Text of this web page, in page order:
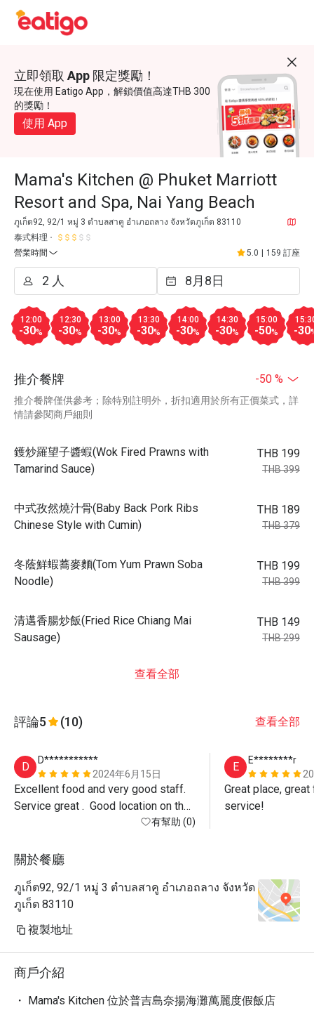
立即領取 App 限定獎勵！
現在使用 Eatigo App，解鎖價值高達THB 300
的獎勵！
使用 App
Mama's Kitchen @ Phuket Marriott
Resort and Spa, Nai Yang Beach
ภูเก็ต92, 92/1 หมู่ 3 ตำบลสาคู อำเภอถลาง จังหวัดภูเก็ต 83110
泰式料理
營業時間
5.0 159 訂座
12:00
-30%
12:30
-30%
13:00
-30%
13:30
-30%
14:00
-30%
14:30
-30%
15:00
-50% -30
推介餐牌 -50 %
推介餐牌僅供參考；除特別註明外，折扣適用於所有正價菜式，詳
情請參閱商戶細則
鑊炒羅望子醬蝦(Wok Fired Prawns with
Tamarind Sauce)
THB 199
THB 399
中式孜然燒汁骨(Baby Back Pork Ribs
Chinese Style with Cumin)
THB 189
THB 379
冬蔭鮮蝦蕎麥麵(Tom Yum Prawn Soba
Noodle)
THB 199
THB 399
清邁香腸炒飯(Fried Rice Chiang Mai
Sausage)
THB 149
THB 299
查看全部
評論5 (10) 查看全部
D
D***********
2024年6月15日
Excellent food and very good staff.
Service great .  Good location on the
sea front.  Car park next to the
the beach by the fire.  Children loved
有幫助 (0)
E
E********r
Great place,
關於餐廳
ภูเก็ต92, 92/1 หมู่ 3 ตำบลสาคู อำเภอถลาง จังหวัด
ภูเก็ต 83110
複製地址
商戶介紹
・ Mama's Kitchen 位於普吉島奈揚海灘萬麗度假飯店